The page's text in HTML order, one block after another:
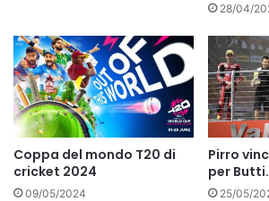
28/04/
Coppa del mondo T20 di
cricket 2024
09/05/2024
Pirro
per
25/05/